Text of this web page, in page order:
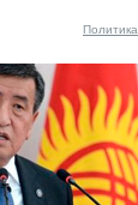
Политика